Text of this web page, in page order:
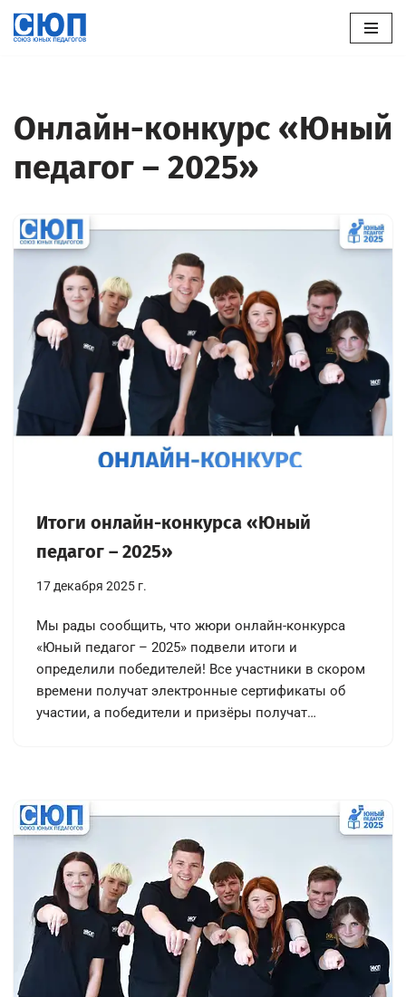
Онлайн-конкурс «Юный
педагог – 2025»
Итоги онлайн-конкурса «Юный
педагог – 2025»
17 декабря 2025 г.
Мы рады сообщить, что жюри онлайн-конкурса
«Юный педагог – 2025» подвели итоги и
определили победителей! Все участники в скором
времени получат электронные сертификаты об
участии, а победители и призёры получат…